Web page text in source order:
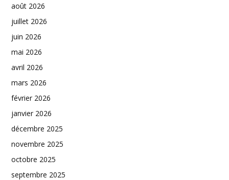
août 2026
juillet 2026
juin 2026
mai 2026
avril 2026
mars 2026
février 2026
janvier 2026
décembre 2025
novembre 2025
octobre 2025
septembre 2025